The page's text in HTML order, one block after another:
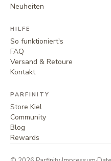
Neuheiten
HILFE
So funktioniert's
FAQ
Versand & Retoure
Kontakt
PARFINITY
Store Kiel
Community
Blog
Rewards